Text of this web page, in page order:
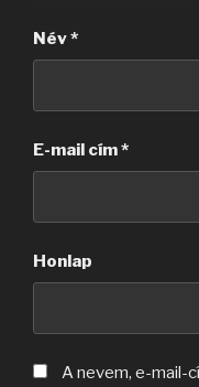
Név*
E-mail cím*
Honlap
A nevem, e-mail-